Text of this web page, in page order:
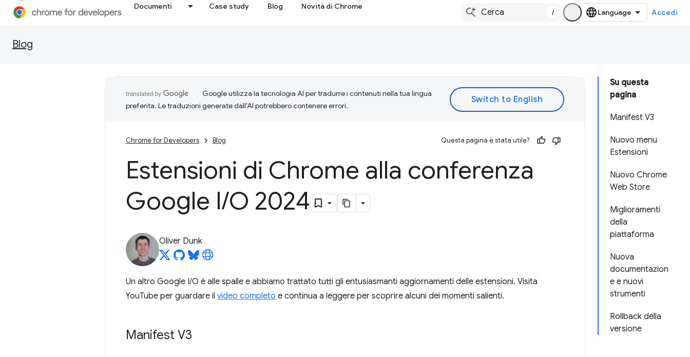
Documenti Case study Blog Novità di Chrome
/ Accedi
Blog
Su questa
pagina
Manifest V3
Nuovo menu
Estensioni
Nuovo Chrome
Web Store
Miglioramenti
della
piattaforma
Nuova
documentazion
e e nuovi
strumenti
Rollback della
versione
Google utilizza la tecnologia AI per tradurre i contenuti nella tua lingua
preferita. Le traduzioni generate dall'AI potrebbero contenere errori.
Chrome for Developers Blog Questa pagina è stata utile?
Estensioni di Chrome alla conferenza
Google I/O 2024
Oliver Dunk
Un altro Google I/O è alle spalle e abbiamo trattato tutti gli entusiasmanti aggiornamenti delle estensioni. Visita
YouTube per guardare il video completo e continua a leggere per scoprire alcuni dei momenti salienti.
Manifest V3